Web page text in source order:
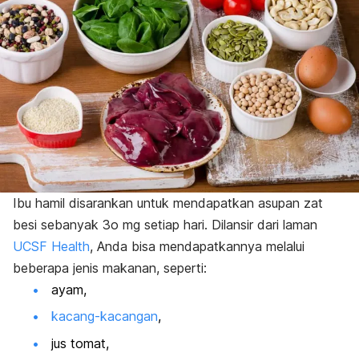
Ibu hamil disarankan untuk mendapatkan asupan zat
besi sebanyak 3o mg setiap hari. Dilansir dari laman
UCSF Health, Anda bisa mendapatkannya melalui
beberapa jenis makanan, seperti:
ayam,
kacang-kacangan,
jus tomat,